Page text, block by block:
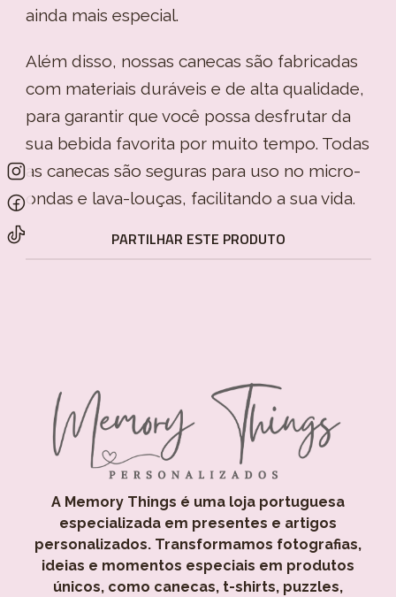
ainda mais especial.
Além disso, nossas canecas são fabricadas
com materiais duráveis e de alta qualidade,
para garantir que você possa desfrutar da
sua bebida favorita por muito tempo. Todas
as canecas são seguras para uso no micro-
ondas e lava-louças, facilitando a sua vida.
PARTILHAR ESTE PRODUTO
A Memory Things é uma loja portuguesa
especializada em presentes e artigos
personalizados. Transformamos fotografias,
ideias e momentos especiais em produtos
únicos, como canecas, t-shirts, puzzles,